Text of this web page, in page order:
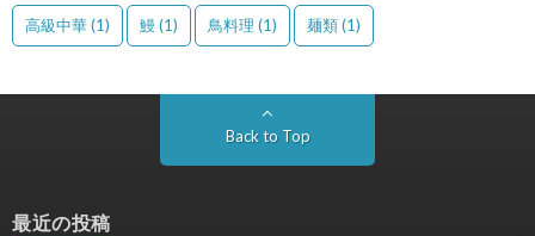
高級中華(1) 鰻(1) 鳥料理 (1) 麺類(1)
Back to Top
最近の投稿